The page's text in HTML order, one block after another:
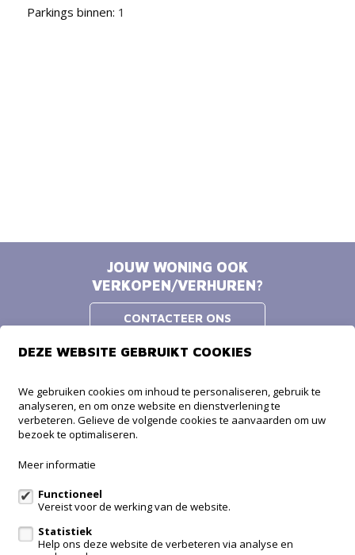
Parkings binnen: 1
JOUW WONING OOK
VERKOPEN/VERHUREN?
CONTACTEER ONS
Home Discovery BVBA
Baron de Maerelaan 2/102
8380 Zeebrugge
7780 Komen-Waasten
Te koop Te huur Contact
DEZE WEBSITE GEBRUIKT COOKIES
We gebruiken cookies om inhoud te personaliseren, gebruik te
analyseren, en om onze website en dienstverlening te
verbeteren. Gelieve de volgende cookies te aanvaarden om uw
bezoek te optimaliseren.
Meer informatie
Functioneel
Vereist voor de werking van de website.
Statistiek
Help ons deze website de verbeteren via analyse en